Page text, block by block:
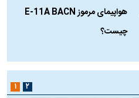
هواپیمای مرموز E-11A BACN
چیست؟
۱ ۲